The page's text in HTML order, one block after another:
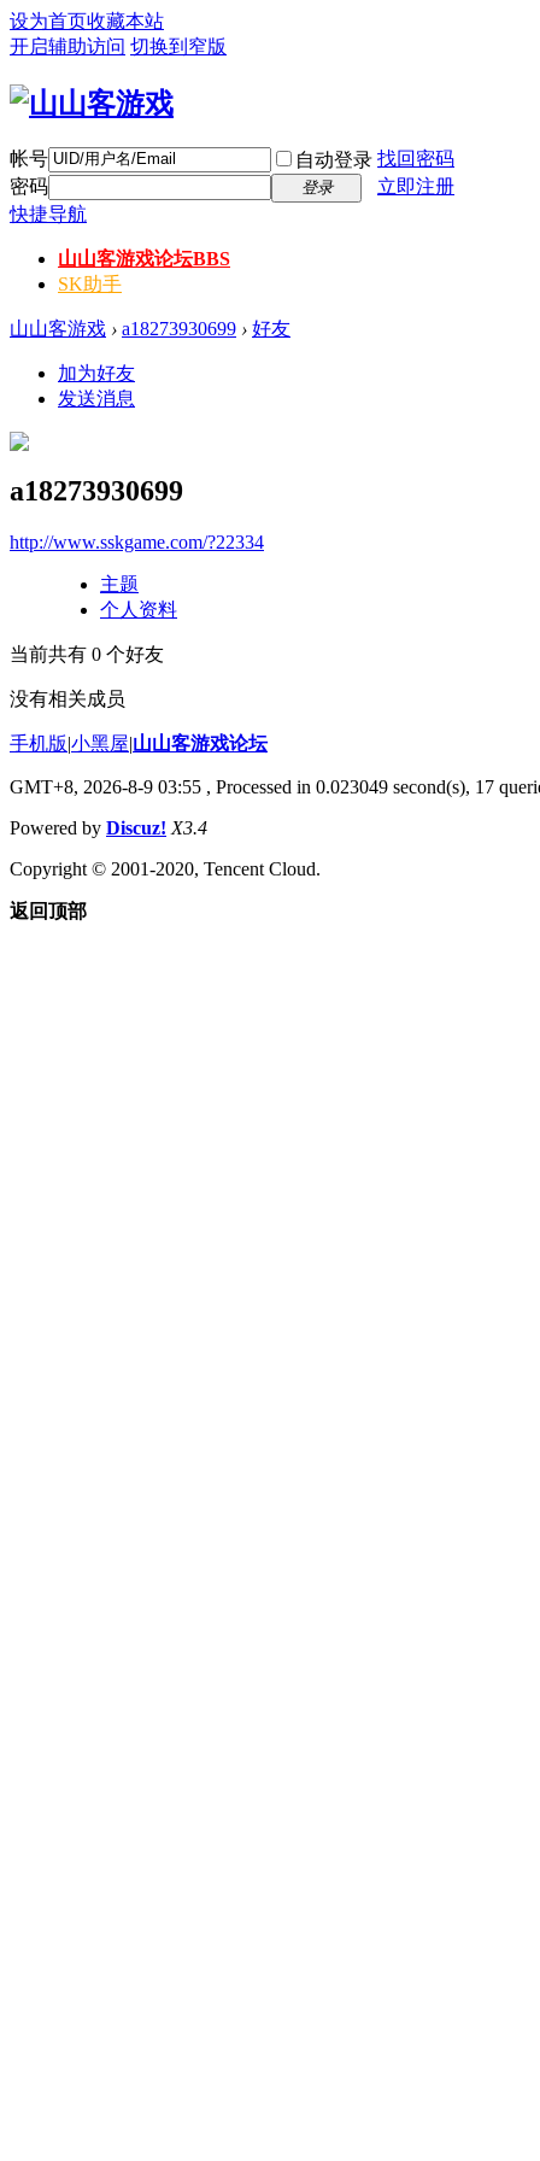
设为首页收藏本站
开启辅助访问 切换到窄版
帐号 自动登录 找回密码
密码
登录
立即注册
快捷导航
山山客游戏论坛BBS
SK助手
山山客游戏 › a18273930699 › 好友
加为好友
发送消息
a18273930699
http://www.sskgame.com/?22334
主题
个人资料
当前共有 0 个好友
没有相关成员
手机版|小黑屋|山山客游戏论坛
GMT+8, 2026-8-9 03:55 , Processed in 0.023049 second(s), 17
Powered by Discuz! X3.4
Copyright © 2001-2020, Tencent Cloud.
返回顶部